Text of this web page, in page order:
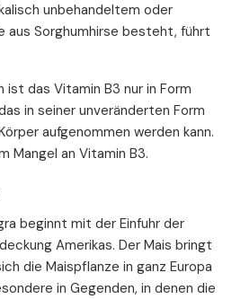
unbehandeltem oder
aus Sorghumhirse besteht, führt
ist das Vitamin B3 nur in Form
in seiner unveränderten Form
aufgenommen werden kann.
Mangel an Vitamin B3.
beginnt mit der Einfuhr der
Amerikas. Der Mais bringt
die Maispflanze in ganz Europa
in Gegenden, in denen die